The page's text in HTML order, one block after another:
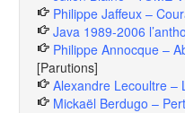
Philippe Jaffeux –
Java 1989-2006
Philippe Annocque –
[Parutions]
Alexandre Lecoultre –
Mickaël Berdugo –